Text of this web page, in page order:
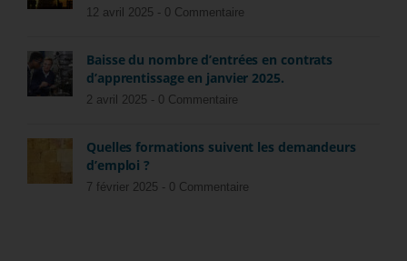
12 avril 2025 - 0 Commentaire
Baisse du nombre d’entrées en contrats
d’apprentissage en janvier 2025.
2 avril 2025 - 0 Commentaire
Quelles formations suivent les demandeurs
d’emploi ?
7 février 2025 - 0 Commentaire